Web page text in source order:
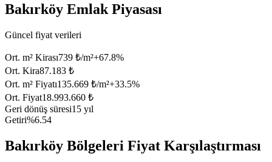
Bakırköy Emlak Piyasası
Güncel fiyat verileri
Ort. m² Kirası739 ₺/m²+67.8%
Ort. Kira87.183 ₺
Ort. m² Fiyatı135.669 ₺/m²+33.5%
Ort. Fiyat18.993.660 ₺
Geri dönüş süresi15 yıl
Getiri%6.54
Bakırköy Bölgeleri Fiyat Karşılaştırması